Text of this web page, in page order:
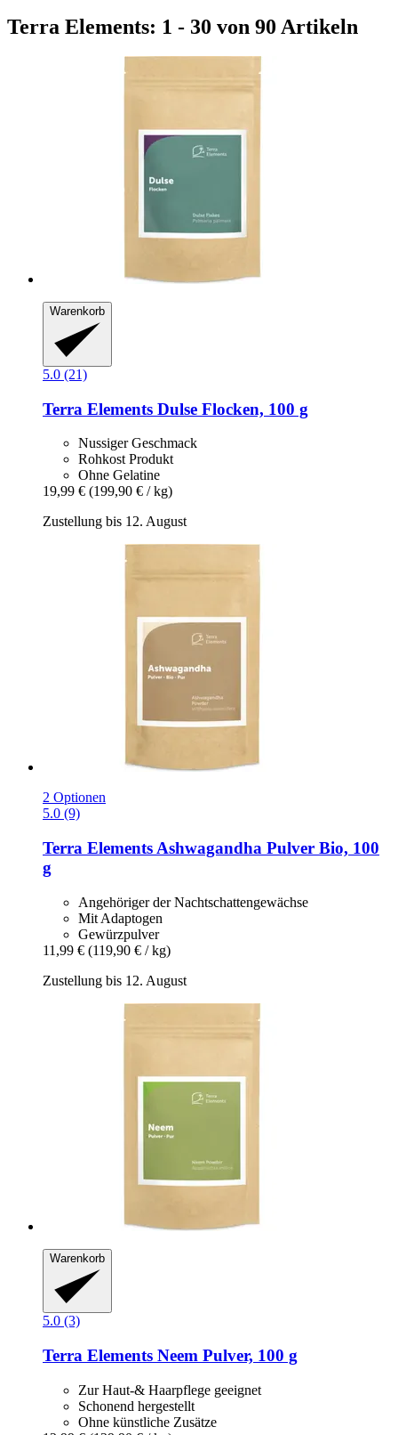
Terra Elements: 1 - 30 von 90 Artikeln
Warenkorb
5.0 (21)
Terra Elements Dulse Flocken, 100 g
Nussiger Geschmack
Rohkost Produkt
Ohne Gelatine
19,99 € (199,90 € / kg)
Zustellung bis 12. August
2 Optionen
5.0 (9)
Terra Elements Ashwagandha Pulver Bio, 100
g
Angehöriger der Nachtschattengewächse
Mit Adaptogen
Gewürzpulver
11,99 € (119,90 € / kg)
Zustellung bis 12. August
Warenkorb
5.0 (3)
Terra Elements Neem Pulver, 100 g
Zur Haut-& Haarpflege geeignet
Schonend hergestellt
Ohne künstliche Zusätze